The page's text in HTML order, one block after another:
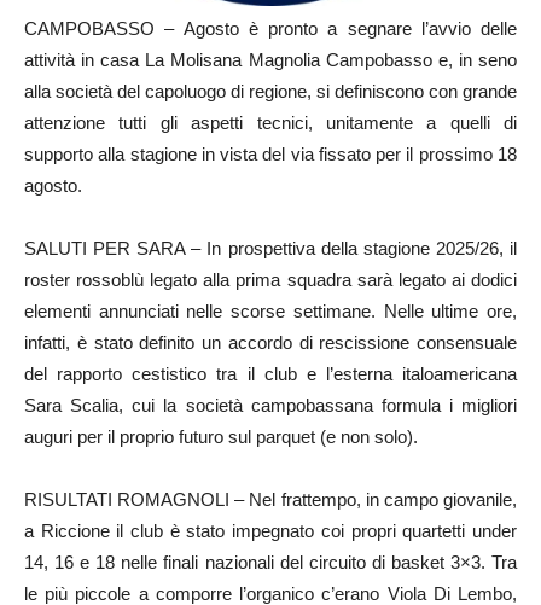
CAMPOBASSO – Agosto è pronto a segnare l’avvio delle
attività in casa La Molisana Magnolia Campobasso e, in seno
alla società del capoluogo di regione, si definiscono con grande
attenzione tutti gli aspetti tecnici, unitamente a quelli di
supporto alla stagione in vista del via fissato per il prossimo 18
agosto.
SALUTI PER SARA – In prospettiva della stagione 2025/26, il
roster rossoblù legato alla prima squadra sarà legato ai dodici
elementi annunciati nelle scorse settimane. Nelle ultime ore,
infatti, è stato definito un accordo di rescissione consensuale
del rapporto cestistico tra il club e l’esterna italoamericana
Sara Scalia, cui la società campobassana formula i migliori
auguri per il proprio futuro sul parquet (e non solo).
RISULTATI ROMAGNOLI – Nel frattempo, in campo giovanile,
a Riccione il club è stato impegnato coi propri quartetti under
14, 16 e 18 nelle finali nazionali del circuito di basket 3×3. Tra
le più piccole a comporre l’organico c’erano Viola Di Lembo,